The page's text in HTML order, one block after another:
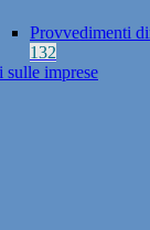
Provvedimenti
132
sulle imprese